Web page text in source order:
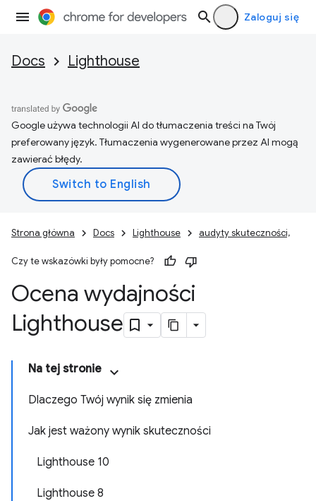
Zaloguj się
Docs Lighthouse
Google używa technologii AI do tłumaczenia treści na Twój
preferowany język. Tłumaczenia wygenerowane przez AI mogą
zawierać błędy.
Strona główna Docs Lighthouse audyty skuteczności,
Czy te wskazówki były pomocne?
Ocena wydajności
Lighthouse
Na tej stronie
Dlaczego Twój wynik się zmienia
Jak jest ważony wynik skuteczności
Lighthouse 10
Lighthouse 8